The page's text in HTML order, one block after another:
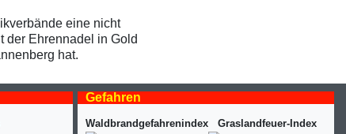
eine nicht
der Ehrennadel in Gold
hat.
Gefahren
Waldbrandgefahrenindex Graslandfeuer-Index